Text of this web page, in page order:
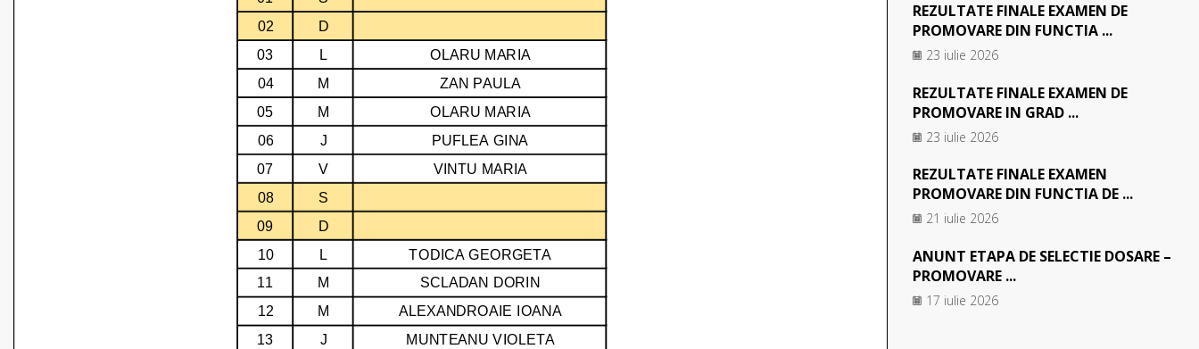
REZULTATE FINALE EXAMEN DE
PROMOVARE DIN FUNCTIA ...
23 iulie 2026
REZULTATE FINALE EXAMEN DE
PROMOVARE IN GRAD ...
23 iulie 2026
REZULTATE FINALE EXAMEN
PROMOVARE DIN FUNCTIA DE ...
21 iulie 2026
ANUNT ETAPA DE SELECTIE DOSARE –
PROMOVARE ...
17 iulie 2026